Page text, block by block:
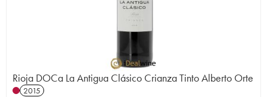
Rioja DOCa La Antigua Clásico Crianza Tinto Alberto Orte
2015